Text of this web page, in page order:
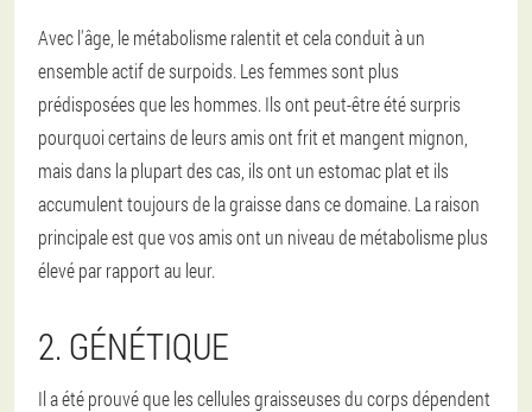
Avec l'âge, le métabolisme ralentit et cela conduit à un
ensemble actif de surpoids. Les femmes sont plus
prédisposées que les hommes. Ils ont peut-être été surpris
pourquoi certains de leurs amis ont frit et mangent mignon,
mais dans la plupart des cas, ils ont un estomac plat et ils
accumulent toujours de la graisse dans ce domaine. La raison
principale est que vos amis ont un niveau de métabolisme plus
élevé par rapport au leur.
2. GÉNÉTIQUE
Il a été prouvé que les cellules graisseuses du corps dépendent